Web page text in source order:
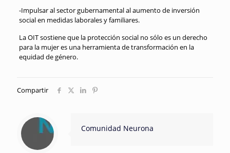
-Impulsar al sector gubernamental al aumento de inversión
social en medidas laborales y familiares.
La OIT sostiene que la protección social no sólo es un derecho
para la mujer es una herramienta de transformación en la
equidad de género.
Compartir
Comunidad Neurona